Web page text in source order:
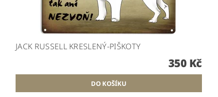
JACK RUSSELL KRESLENÝ-PIŠKOTY
350 Kč